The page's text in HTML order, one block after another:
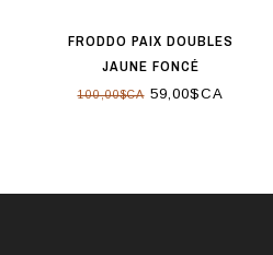
FRODDO PAIX DOUBLES
JAUNE FONCÉ
100,00$CA59,00$CA